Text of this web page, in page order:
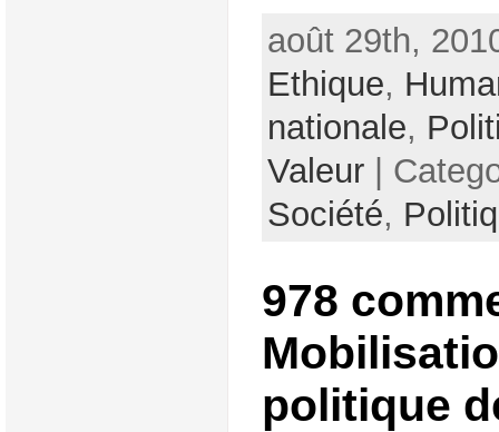
août 29th,
Ethique,
nationale,
Valeur|
Société,
978
politique